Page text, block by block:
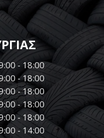
- 18:00
- 18:00
- 18:00
- 18:00
- 18:00
- 14:00